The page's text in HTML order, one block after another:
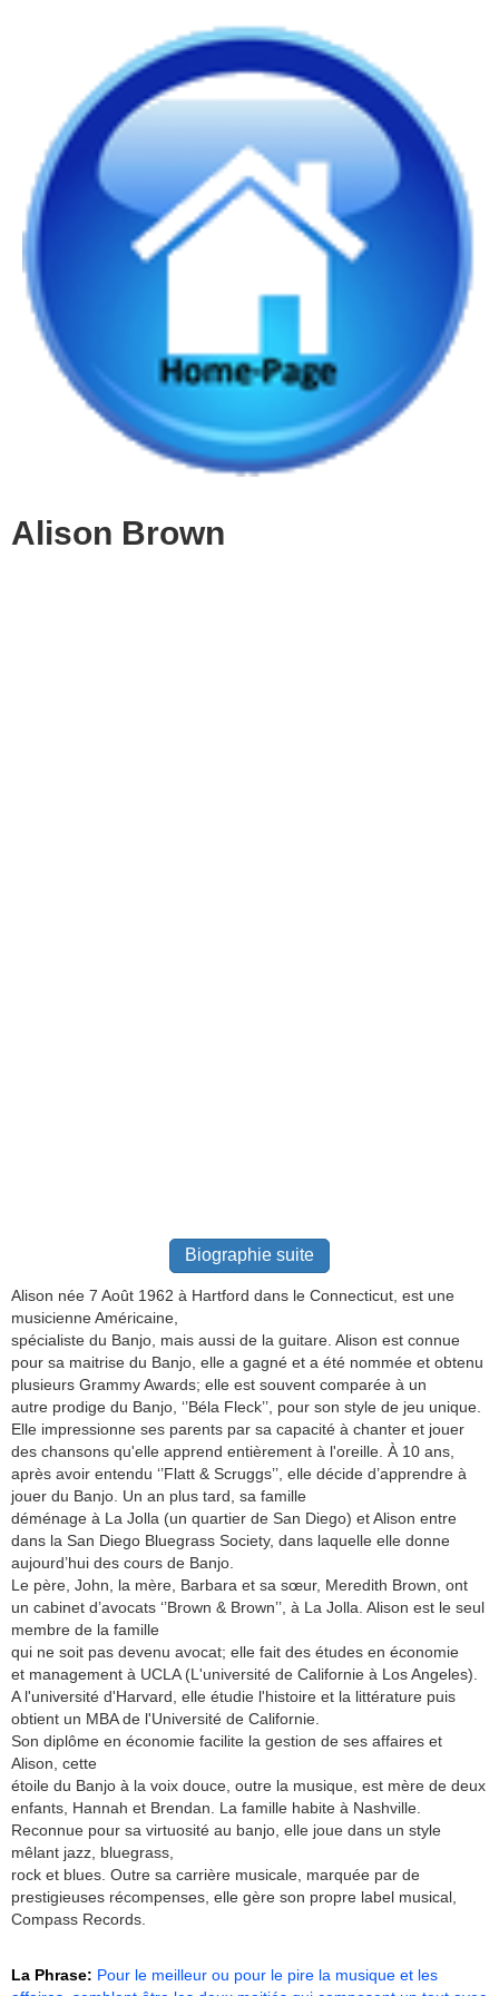
Alison Brown
Biographie suite
Alison née 7 Août 1962 à Hartford dans le Connecticut, est une
musicienne Américaine,
spécialiste du Banjo, mais aussi de la guitare. Alison est connue
pour sa maitrise du Banjo, elle a gagné et a été nommée et obtenu
plusieurs Grammy Awards; elle est souvent comparée à un
autre prodige du Banjo, ‘’Béla Fleck’’, pour son style de jeu unique.
Elle impressionne ses parents par sa capacité à chanter et jouer
des chansons qu'elle apprend entièrement à l'oreille. À 10 ans,
après avoir entendu ‘’Flatt & Scruggs’’, elle décide d’apprendre à
jouer du Banjo. Un an plus tard, sa famille
déménage à La Jolla (un quartier de San Diego) et Alison entre
dans la San Diego Bluegrass Society, dans laquelle elle donne
aujourd’hui des cours de Banjo.
Le père, John, la mère, Barbara et sa sœur, Meredith Brown, ont
un cabinet d’avocats ‘’Brown & Brown’’, à La Jolla. Alison est le seul
membre de la famille
qui ne soit pas devenu avocat; elle fait des études en économie
et management à UCLA (L'université de Californie à Los Angeles).
A l'université d'Harvard, elle étudie l'histoire et la littérature puis
obtient un MBA de l'Université de Californie.
Son diplôme en économie facilite la gestion de ses affaires et
Alison, cette
étoile du Banjo à la voix douce, outre la musique, est mère de deux
enfants, Hannah et Brendan. La famille habite à Nashville.
Reconnue pour sa virtuosité au banjo, elle joue dans un style
mêlant jazz, bluegrass,
rock et blues. Outre sa carrière musicale, marquée par de
prestigieuses récompenses, elle gère son propre label musical,
Compass Records.
La Phrase: Pour le meilleur ou pour le pire la musique et les